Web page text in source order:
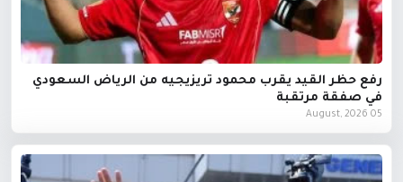
رفع حظر القيد يقرب محمود تريزيجيه من الرياض السعودي
في صفقة مرتقبة
05 August, 2026